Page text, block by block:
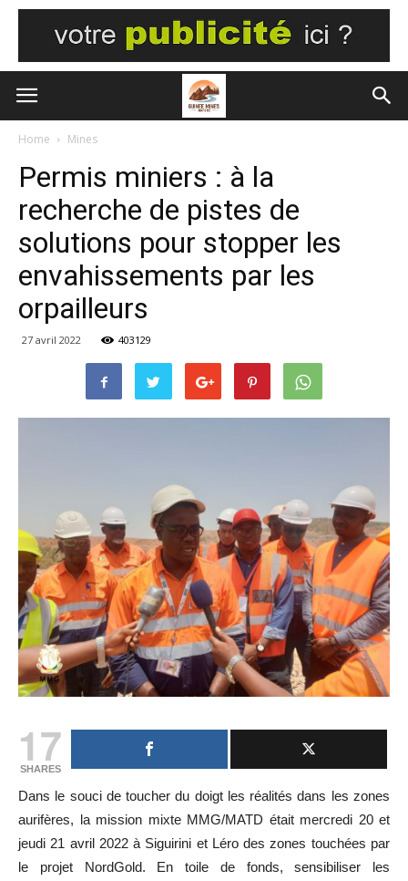
Home Mines
Permis miniers : à la
recherche de pistes de
solutions pour stopper les
envahissements par les
orpailleurs
27 avril 2022 403129
17
SHARES
Dans le souci de toucher du doigt les réalités dans les zones
aurifères, la mission mixte MMG/MATD était mercredi 20 et
jeudi 21 avril 2022 à Siguirini et Léro des zones touchées par
le projet NordGold. En toile de fonds, sensibiliser les